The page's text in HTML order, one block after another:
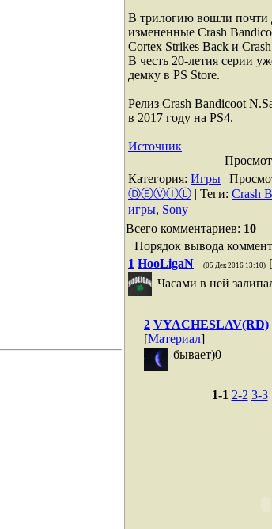
В трилогию вошли почти
измененные Crash
Cortex Strikes Back и
В честь 20-летия серии
демку в PS Store.
Релиз Crash Bandicoot
в 2017 году на PS4.
Источник
Категория: Игры |
ⒹⒺⓋⒾⓁ | Теги: Crash
игры, Sony
Всего комментариев: 10
Порядок вывода
1 HooLigaN (05 Дек 2016 13:10) [
Часами в ней
2 VYACHESLAV(RD)
[Материал]
бывает)0
1-1 2-2 3-3